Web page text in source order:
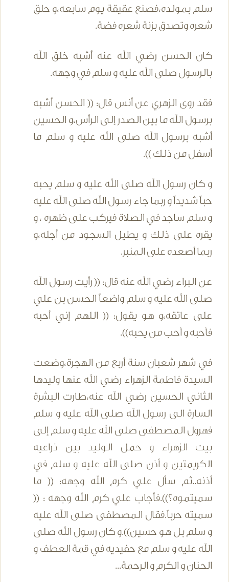
سلم بمولده،فصنع عقيقة يوم سابعه،و حلق
شعره وتصدق بزنة شعره فضة.
كان الحسن رضي الله عنه أشبه خلق الله
بالرسول صلى الله عليه و سلم في وجهه.
فقد روى الزهري عن أنس قال: (( الحسن أشبه
برسول الله ما بين الصدر إلى الرأس،و الحسين
أشبه برسول الله صلى الله عليه و سلم ما
أسفل من ذلك )).
و كان رسول الله صلى الله عليه و سلم يحبه
حباً شديداً و ربما جاء رسول الله صلى الله عليه
و سلم ساجد في الصلاة فيركب على ظهره ، و
يقره على ذلك و يطيل السجود من أجله،و
ربما أصعده على المنبر.
عن البراء رضي الله عنه قال: (( رأيت رسول الله
صلى الله عليه و سلم واضعاً الحسن بن علي
على عاتقه،و هو يقول: (( اللهم إني أحبه
فأحبه و أحب من يحبه)).
في شهر شعبان سنة أربع من الهجرة،وضعت
السيدة فاطمة الزهراء رضي الله عنها وليدها
الثاني الحسين رضي الله عنه،طارت البشرة
السارة الى رسول الله صلى الله عليه و سلم
فهرول المصطفى صلى الله عليه و سلم إلى
بيت الزهراء و حمل الوليد بين ذراعيه
الكريمتين و أذن صلى الله عليه و سلم في
أذنه..ثم سأل علي كرم الله وجهه: (( ما
سميتموه؟)).فأجاب علي كرم الله وجهه : ((
سميته حرباً.فقال المصطفى صلى الله عليه
و سلم بل هو حسين)).و كان رسول الله صلى
الله عليه و سلم مع حفيديه في قمة العطف و
الحنان و الكرم و الرحمة...